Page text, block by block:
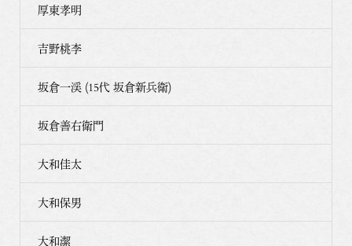
厚東孝明
吉野桃李
坂倉一渓 (15代 坂倉新兵衛)
坂倉善右衛門
大和佳太
大和保男
大和潔